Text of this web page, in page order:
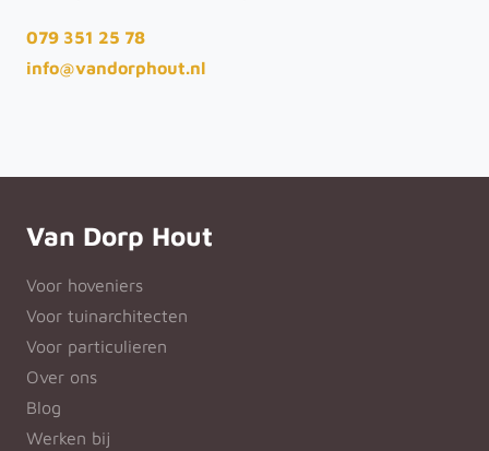
079 351 25 78
info@vandorphout.nl
Van Dorp Hout
Voor hoveniers
Voor tuinarchitecten
Voor particulieren
Over ons
Blog
Werken bij